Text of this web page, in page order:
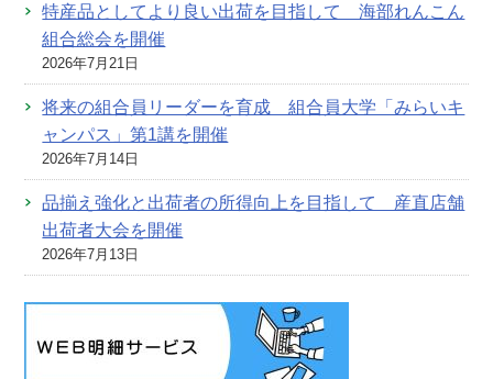
特産品としてより良い出荷を目指して 海部れんこん
組合総会を開催
2026年7月21日
将来の組合員リーダーを育成 組合員大学「みらいキ
ャンパス」第1講を開催
2026年7月14日
品揃え強化と出荷者の所得向上を目指して 産直店舗
出荷者大会を開催
2026年7月13日